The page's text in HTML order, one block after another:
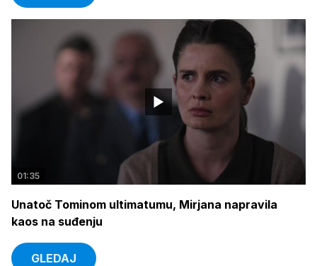
01:35
Unatoč Tominom ultimatumu, Mirjana napravila
kaos na suđenju
GLEDAJ